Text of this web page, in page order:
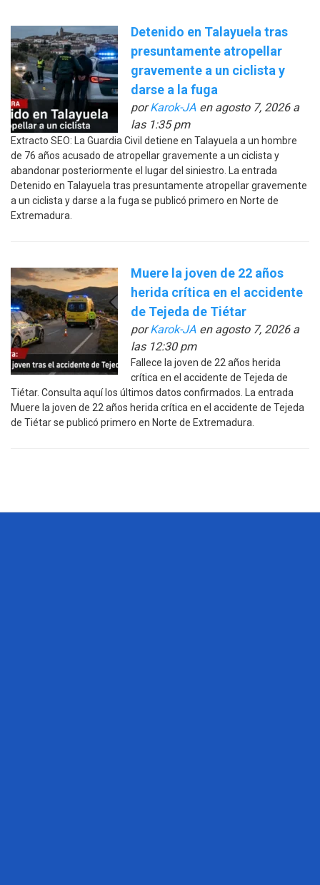
Detenido en Talayuela tras
presuntamente atropellar
gravemente a un ciclista y
darse a la fuga
porKarok-JA en agosto 7, 2026 a
las 1:35 pm
Extracto SEO: La Guardia Civil detiene en Talayuela a un hombre
de 76 años acusado de atropellar gravemente a un ciclista y
abandonar posteriormente el lugar del siniestro. La entrada
Detenido en Talayuela tras presuntamente atropellar gravemente
a un ciclista y darse a la fuga se publicó primero en Norte de
Extremadura.
Muere la joven de 22 años
herida crítica en el accidente
de Tejeda de Tiétar
porKarok-JA en agosto 7, 2026 a
las 12:30 pm
Fallece la joven de 22 años herida
crítica en el accidente de Tejeda de
Tiétar. Consulta aquí los últimos datos confirmados. La entrada
Muere la joven de 22 años herida crítica en el accidente de Tejeda
de Tiétar se publicó primero en Norte de Extremadura.